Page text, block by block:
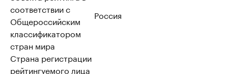
соответствии с
Общероссийским
классификатором
стран мира
Россия
Страна регистрации
рейтингуемого лица